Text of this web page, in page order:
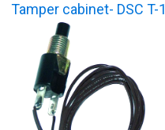
Tamper cabinet- DSC T-1